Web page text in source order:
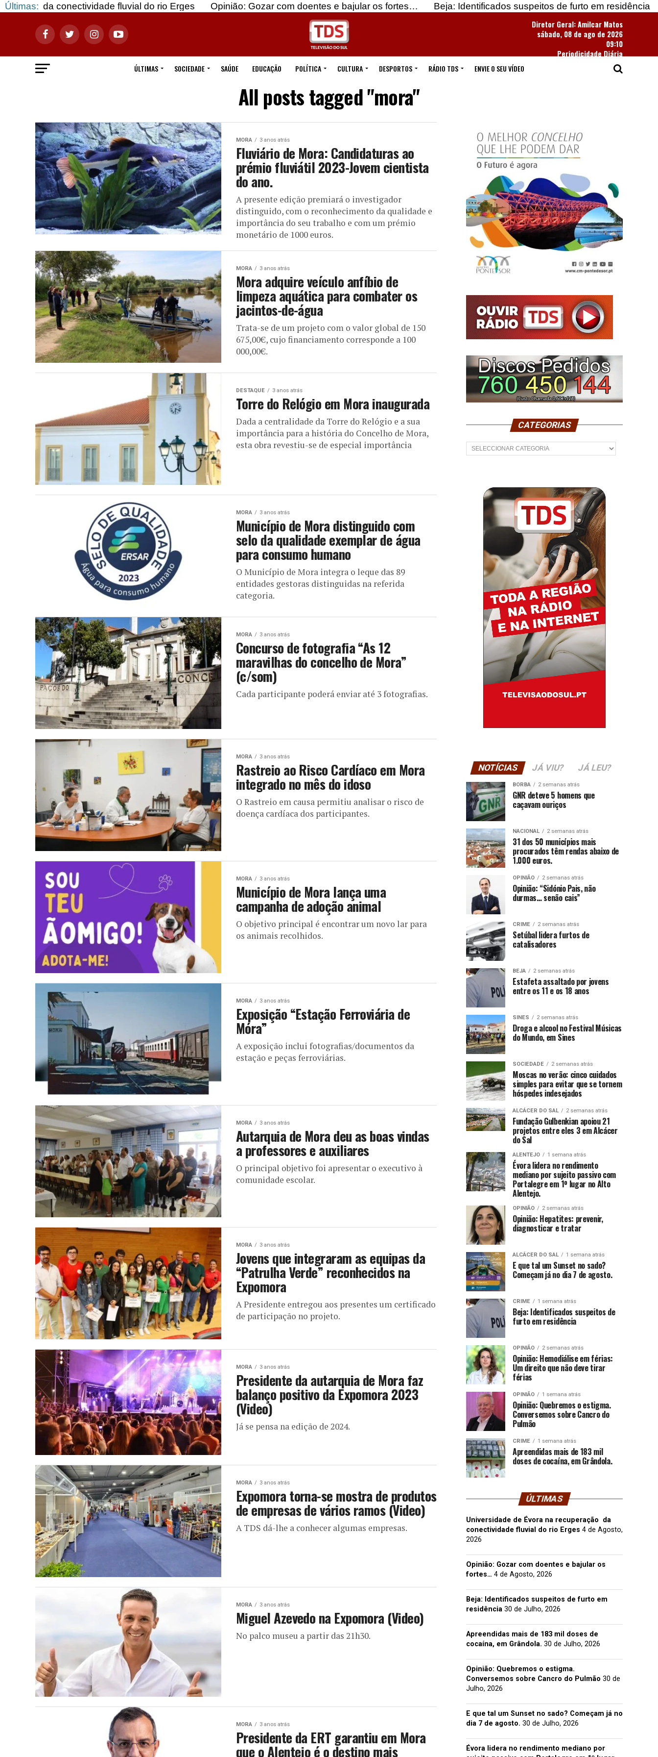
Últimas: fluvial do rio Erges Opinião: Gozar com doentes e bajular os fortes… Beja: Identificados suspeitos de furto em residência
Diretor Geral: Amilcar Matos
sábado, 08 de ago de 2026
09:10
Periodicidade Diária
ÚLTIMAS
SOCIEDADE SAÚDE EDUCAÇÃO POLÍTICA CULTURA DESPORTOS RÁDIO TDS ENVIE O SEU VÍDEO
All posts tagged "mora"
MORA 3 anos atrás
Fluviário de Mora: Candidaturas ao
prémio fluviátil 2023-Jovem cientista
do ano.
A presente edição premiará o investigador
distinguido, com o reconhecimento da qualidade e
importância do seu trabalho e com um prémio
monetário de 1000 euros.
MORA 3 anos atrás
Mora adquire veículo anfíbio de
limpeza aquática para combater os
jacintos-de-água
Trata-se de um projeto com o valor global de 150
675,00€, cujo financiamento corresponde a 100
000,00€.
DESTAQUE 3 anos atrás
Torre do Relógio em Mora inaugurada
Dada a centralidade da Torre do Relógio e a sua
importância para a história do Concelho de Mora,
esta obra revestiu-se de especial importância
MORA 3 anos atrás
Município de Mora distinguido com
selo da qualidade exemplar de água
para consumo humano
O Município de Mora integra o leque das 89
entidades gestoras distinguidas na referida
categoria.
MORA 3 anos atrás
Concurso de fotografia “As 12
maravilhas do concelho de Mora”
(c/som)
Cada participante poderá enviar até 3 fotografias.
MORA 3 anos atrás
Rastreio ao Risco Cardíaco em Mora
integrado no mês do idoso
O Rastreio em causa permitiu analisar o risco de
doença cardíaca dos participantes.
MORA 3 anos atrás
Município de Mora lança uma
campanha de adoção animal
O objetivo principal é encontrar um novo lar para
os animais recolhidos.
MORA 3 anos atrás
Exposição “Estação Ferroviária de
Móra”
A exposição inclui fotografias/documentos da
estação e peças ferroviárias.
MORA 3 anos atrás
Autarquia de Mora deu as boas vindas
a professores e auxiliares
O principal objetivo foi apresentar o executivo à
comunidade escolar.
MORA 3 anos atrás
Jovens que integraram as equipas da
“Patrulha Verde” reconhecidos na
Expomora
A Presidente entregou aos presentes um certificado
de participação no projeto.
MORA 3 anos atrás
Presidente da autarquia de Mora faz
balanço positivo da Expomora 2023
(Video)
Já se pensa na edição de 2024.
MORA 3 anos atrás
Expomora torna-se mostra de produtos
de empresas de vários ramos (Video)
A TDS dá-lhe a conhecer algumas empresas.
MORA 3 anos atrás
Miguel Azevedo na Expomora (Video)
No palco museu a partir das 21h30.
MORA 3 anos atrás
Presidente da ERT garantiu em Mora
que o Alentejo é o destino mais
CATEGORIAS
Categorias
NOTÍCIAS JÁ VIU? JÁ LEU?
BORBA 2 semanas atrás
GNR deteve 5 homens que
caçavam ouriços
NACIONAL 2 semanas atrás
31 dos 50 municípios mais
procurados têm rendas abaixo de
1.000 euros.
OPINIÃO 2 semanas atrás
Opinião: “Sidónio Pais, não
durmas… senão cais”
CRIME 2 semanas atrás
Setúbal lidera furtos de
catalisadores
BEJA 2 semanas atrás
Estafeta assaltado por jovens
entre os 11 e os 18 anos
SINES 2 semanas atrás
Droga e alcool no Festival Músicas
do Mundo, em Sines
SOCIEDADE 2 semanas atrás
Moscas no verão: cinco cuidados
simples para evitar que se tornem
hóspedes indesejados
ALCÁCER DO SAL 2 semanas atrás
Fundação Gulbenkian apoiou 21
projetos entre eles 3 em Alcácer
do Sal
ALENTEJO 1 semana atrás
Évora lidera no rendimento
mediano por sujeito passivo com
Portalegre em 1º lugar no Alto
Alentejo.
OPINIÃO 2 semanas atrás
Opinião: Hepatites: prevenir,
diagnosticar e tratar
ALCÁCER DO SAL 1 semana atrás
E que tal um Sunset no sado?
Começam já no dia 7 de agosto.
CRIME 1 semana atrás
Beja: Identificados suspeitos de
furto em residência
OPINIÃO 2 semanas atrás
Opinião: Hemodiálise em férias:
Um direito que não deve tirar
férias
OPINIÃO 1 semana atrás
Opinião: Quebremos o estigma.
Conversemos sobre Cancro do
Pulmão
CRIME 1 semana atrás
Apreendidas mais de 183 mil
doses de cocaína, em Grândola.
ÚLTIMAS
Universidade de Évora na recuperação da
conectividade fluvial do rio Erges 4 de Agosto,
2026
Opinião: Gozar com doentes e bajular os
fortes… 4 de Agosto, 2026
Beja: Identificados suspeitos de furto em
residência 30 de Julho, 2026
Apreendidas mais de 183 mil doses de
cocaína, em Grândola. 30 de Julho, 2026
Opinião: Quebremos o estigma.
Conversemos sobre Cancro do Pulmão 30 de
Julho, 2026
E que tal um Sunset no sado? Começam já no
dia 7 de agosto. 30 de Julho, 2026
Évora lidera no rendimento mediano por